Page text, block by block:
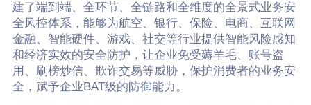
建了端到端、全环节、全链路和全维度的全景式业务安
全风控体系，能够为航空、银行、保险、电商、互联网
金融、智能硬件、游戏、社交等行业提供智能风险感知
和经济实效的安全防护，让企业免受薅羊毛、账号盗
用、刷榜炒信、欺诈交易等威胁，保护消费者的业务安
全，赋予企业BAT级的防御能力。